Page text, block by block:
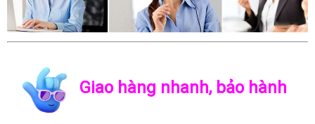
Giao hàng nhanh, bảo hành